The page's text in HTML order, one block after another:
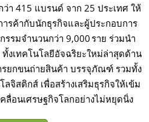
า 415 แบรนด์ จาก 25 ประเทศ ให้
รค้ากับนักธุรกิจและผู้ประกอบการ
รมจำนวนกว่า 9,000 ราย ร่วมนำ
งเทคโนโลยีอัจฉริยะใหม่ล่าสุดด้าน
รยกขนถ่ายสินค้า บรรจุภัณฑ์ รวมทั้ง
จิสติกส์ เพื่อสร้างเสริมธุรกิจให้เข้ม
ลื่อนเศรษฐกิจโลกอย่างไม่หยุดนิ่ง